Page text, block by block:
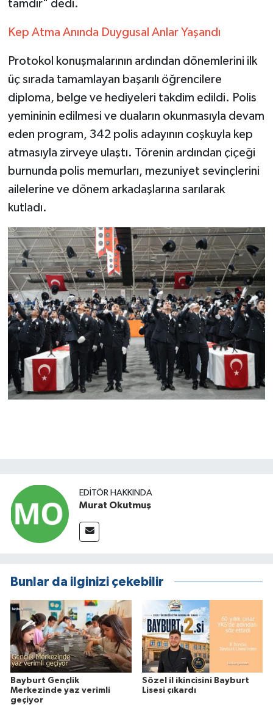
tamdır" dedi.
Kep Atma Anında Duygusal Anlar Yaşandı
Protokol konuşmalarının ardından dönemlerini ilk
üç sırada tamamlayan başarılı öğrencilere
diploma, belge ve hediyeleri takdim edildi. Polis
yemininin edilmesi ve duaların okunmasıyla devam
eden program, 342 polis adayının coşkuyla kep
atmasıyla zirveye ulaştı. Törenin ardından çiçeği
burnunda polis memurları, mezuniyet sevinçlerini
ailelerine ve dönem arkadaşlarına sarılarak
kutladı.
EDITÖR HAKKINDA
Murat Okutmuş
Bunlar da ilginizi çekebilir
Bayburt Gençlik
Merkezinde yaz verimli
geçiyor
Sözel il ikincisini Bayburt
Lisesi çıkardı